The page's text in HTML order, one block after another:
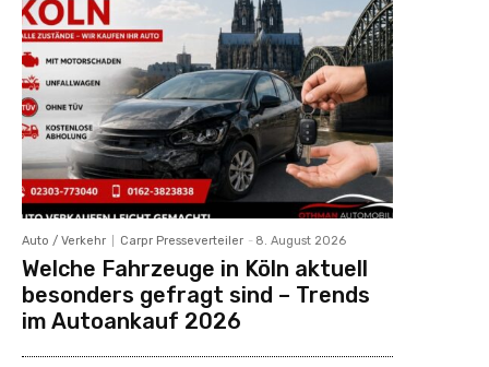
Auto / Verkehr Carpr Presseverteiler - 8. August 2026
Welche Fahrzeuge in Köln aktuell
besonders gefragt sind – Trends
im Autoankauf 2026